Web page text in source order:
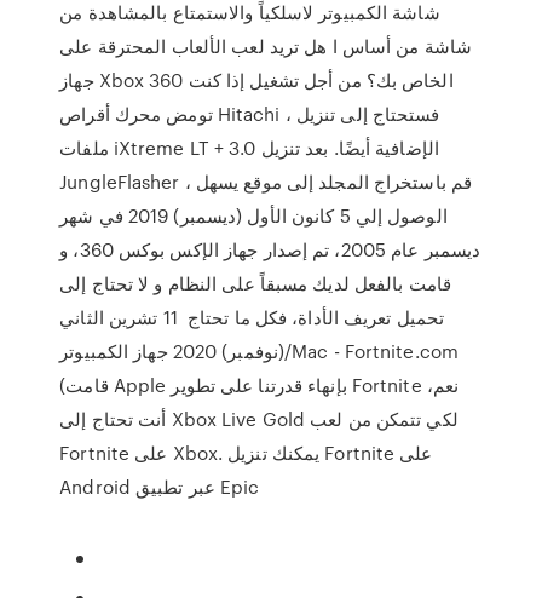
شاشة الكمبيوتر لاسلكياً والاستمتاع بالمشاهدة من
شاشة من أساس ا هل تريد لعب الألعاب المحترقة على
جهاز Xbox 360 الخاص بك؟ من أجل تشغيل إذا كنت
تومض محرك أقراص Hitachi ، فستحتاج إلى تنزيل
ملفات iXtreme LT + 3.0 الإضافية أيضًا. بعد تنزيل
JungleFlasher ، قم باستخراج المجلد إلى موقع يسهل
الوصول إلي 5 كانون الأول (ديسمبر) 2019 في شهر
ديسمبر عام 2005، تم إصدار جهاز الإكس بوكس 360، و
قامت بالفعل لديك مسبقاً على النظام و لا تحتاج إلى
تحميل تعريف الأداة، فكل ما تحتاج 11 تشرين الثاني
(نوفمبر) 2020 جهاز الكمبيوتر/Mac - Fortnite.com
(قامت Apple بإنهاء قدرتنا على تطوير Fortnite نعم،
أنت تحتاج إلى Xbox Live Gold لكي تتمكن من لعب
Fortnite على Xbox. يمكنك تنزيل Fortnite على
Android عبر تطبيق Epic